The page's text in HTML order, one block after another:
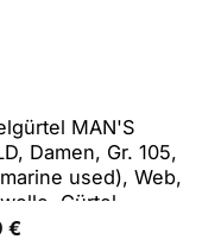
MAN'S
Damen, Gr. 105,
used), Web,
Gürtel
mit
€